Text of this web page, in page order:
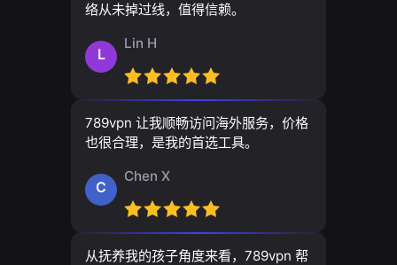
络从未掉过线，值得信赖。
L
Lin H
789vpn 让我顺畅访问海外服务，价格
也很合理，是我的首选工具。
C
Chen X
从抚养我的孩子角度来看，789vpn 帮